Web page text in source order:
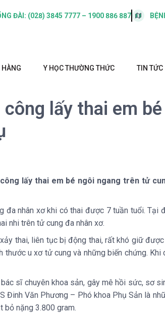
ĐÀI: (028) 3845 7777 – 1900 886 887
HÀNG Y HỌC THƯỜNG THỨC TIN TỨC
lấy thai em
lấy thai em bé ngôi ngang trên tử
nhân xơ khi có thai được 7 tuần tuổi. Tại
nhi trên tử cung đa nhân xơ.
thai, liên tục bị động thai, rất khó giữ
u xơ tử cung và những biến chứng.
sĩ chuyên khoa sản, gây mê hồi sức, sơ
Đinh Văn Phương – Phó khoa Phụ Sản là
bỏ nặng 3.800 gram.